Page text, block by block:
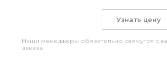
Узнать цену
Наши менеджеры обязательно свяжутся с
заказа